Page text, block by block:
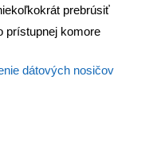
prebrúsiť
prístupnej komore
dátových nosičov